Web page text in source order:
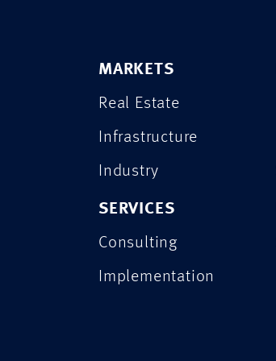
MARKETS
Real Estate
Infrastructure
Industry
SERVICES
Consulting
Implementation